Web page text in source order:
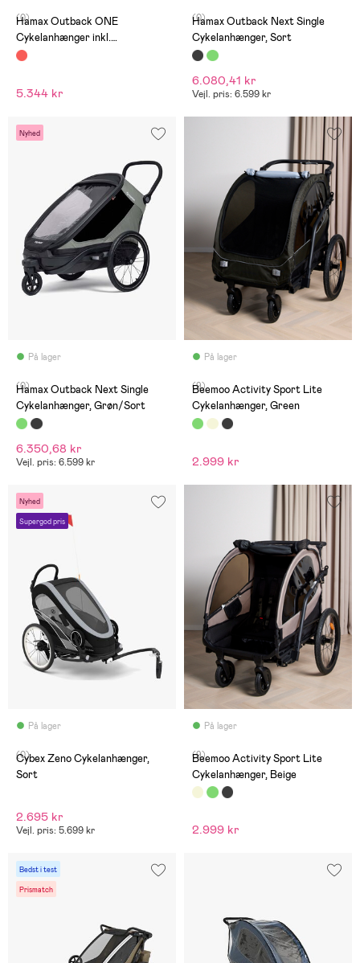
(0)
Hamax Outback ONE
Cykelanhænger inkl.
Opbevaringsbetræk, Red/Black
5.344 kr
(0)
Hamax Outback Next Single
Cykelanhænger, Sort
6.080,41 kr
Vejl. pris: 6.599 kr
Nyhed
På lager
(0)
Hamax Outback Next Single
Cykelanhænger, Grøn/Sort
6.350,68 kr
Vejl. pris: 6.599 kr
På lager
(9)
Beemoo Activity Sport Lite
Cykelanhænger, Green
2.999 kr
Nyhed
Supergod pris
På lager
(0)
Cybex Zeno Cykelanhænger,
Sort
2.695 kr
Vejl. pris: 5.699 kr
På lager
(9)
Beemoo Activity Sport Lite
Cykelanhænger, Beige
2.999 kr
Bedst i test
Prismatch